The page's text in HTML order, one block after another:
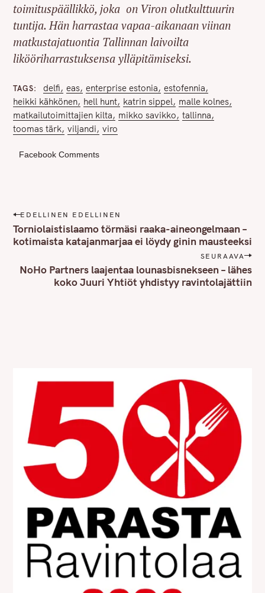
toimituspäällikkö, joka on Viron olutkulttuurin
tuntija. Hän harrastaa vapaa-aikanaan viinan
matkustajatuontia Tallinnan laivoilta
likööriharrastuksensa ylläpitämiseksi.
TAGS delfi eas enterprise estonia estofennia
heikki kähkönen hell hunt katrin sippel malle kolnes
matkailutoimittajien kilta
mikko savikko tallinna
toomas tärk viljandi viro
Facebook Comments
P
o
s
EDELLINEN EDELLINEN
Torniolaistislaamo törmäsi raaka-aineongelmaan –
kotimaista katajanmarjaa ei löydy ginin mausteeksi
SEURAAVA
NoHo Partners laajentaa lounasbisnekseen – lähes
koko Juuri Yhtiöt yhdistyy ravintolajättiin